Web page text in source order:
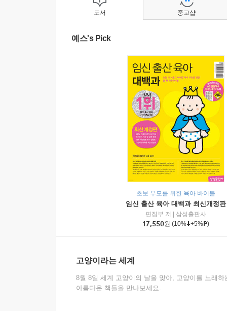
도서
예스's Pick
초보 부모를 위한 육아 바이블
임신 출산 육아 대백과 최신개정판
편집부 저
삼성출판사
17,550원 (10% +5% )
고양이라는 세계
8월 8일 세계 고양이의 날을 맞아, 고양이를 노래하
아름다운 책들을 만나보세요.
중고샵